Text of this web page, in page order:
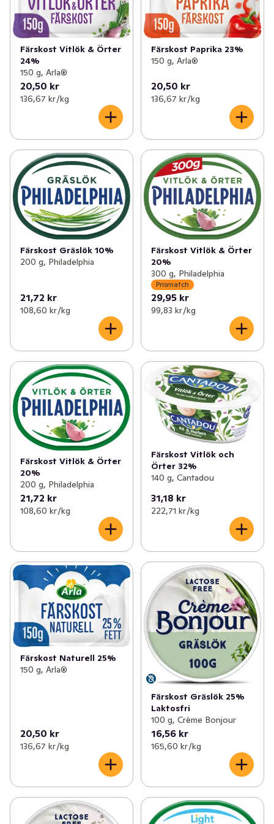
kryddor för smakens skull.
Färskost Vitlök & Örter
24%
150 g, Arla®
20,50 kr
136,67 kr /kg
Färskost Paprika 23%
150 g, Arla®
20,50 kr
136,67 kr /kg
Färskost Gräslök 10%
200 g, Philadelphia
21,72 kr
108,60 kr /kg
Färskost Vitlök & Örter
20%
300 g, Philadelphia
Prismatch
29,95 kr
99,83 kr /kg
Färskost Vitlök & Örter
20%
200 g, Philadelphia
21,72 kr
108,60 kr /kg
Färskost Vitlök och
Örter 32%
140 g, Cantadou
31,18 kr
222,71 kr /kg
Färskost Naturell 25%
150 g, Arla®
20,50 kr
136,67 kr /kg
Färskost Gräslök 25%
Laktosfri
100 g, Crème Bonjour
16,56 kr
165,60 kr /kg